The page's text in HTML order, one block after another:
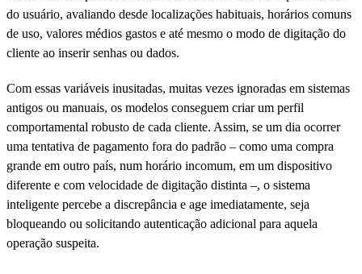
do usuário, avaliando desde localizações habituais, horários comuns
de uso, valores médios gastos e até mesmo o modo de digitação do
cliente ao inserir senhas ou dados.
Com essas variáveis inusitadas, muitas vezes ignoradas em sistemas
antigos ou manuais, os modelos conseguem criar um perfil
comportamental robusto de cada cliente. Assim, se um dia ocorrer
uma tentativa de pagamento fora do padrão – como uma compra
grande em outro país, num horário incomum, em um dispositivo
diferente e com velocidade de digitação distinta –, o sistema
inteligente percebe a discrepância e age imediatamente, seja
bloqueando ou solicitando autenticação adicional para aquela
operação suspeita.